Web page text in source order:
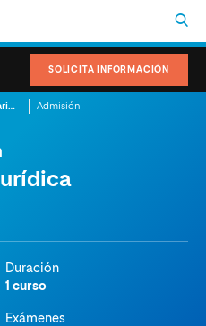
SOLICITA INFORMACIÓN
Máster Universitario en Argumentación Jurídica Admisión
Duración
1 curso
Exámenes